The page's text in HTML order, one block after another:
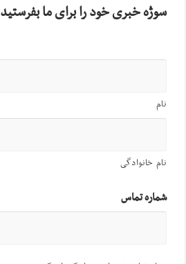
سوژه خبری خود را برای ما بفرستید
نام
نام خانوادگی
شماره تماس